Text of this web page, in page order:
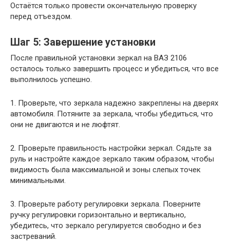
Остаётся только провести окончательную проверку
перед отъездом.
Шаг 5: Завершение установки
После правильной установки зеркал на ВАЗ 2106
осталось только завершить процесс и убедиться, что все
выполнилось успешно.
1. Проверьте, что зеркала надежно закреплены на дверях
автомобиля. Потяните за зеркала, чтобы убедиться, что
они не двигаются и не люфтят.
2. Проверьте правильность настройки зеркал. Сядьте за
руль и настройте каждое зеркало таким образом, чтобы
видимость была максимальной и зоны слепых точек
минимальными.
3. Проверьте работу регулировки зеркала. Поверните
ручку регулировки горизонтально и вертикально,
убедитесь, что зеркало регулируется свободно и без
застреваний.